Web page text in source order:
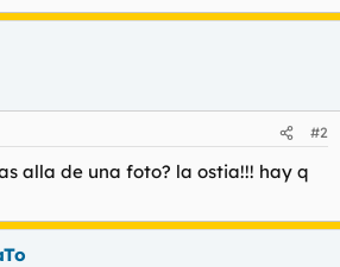
no habrá más fotos, asi que chicas
clic para expandir...
#2
alla de una foto? la ostia!!! hay q